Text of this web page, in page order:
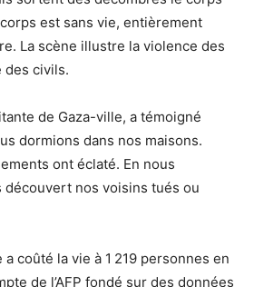
est sans vie, entièrement
La scène illustre la violence des
des civils.
de Gaza-ville, a témoigné
dormions dans nos maisons.
ont éclaté. En nous
découvert nos voisins tués ou
a coûté la vie à 1 219 personnes en
de l’AFP fondé sur des données